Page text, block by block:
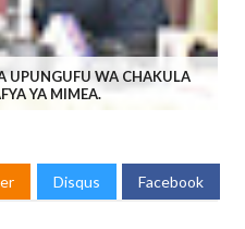
UPUNGUFU WA CHAKULA
YA MIMEA.
Disqus Facebook